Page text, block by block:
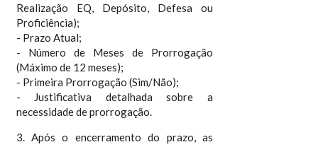
Realização EQ, Depósito, Defesa ou
Proficiência);
- Prazo Atual;
- Número de Meses de Prorrogação
(Máximo de 12 meses);
- Primeira Prorrogação (Sim/Não);
- Justificativa detalhada sobre a
necessidade de prorrogação.
3. Após o encerramento do prazo, as